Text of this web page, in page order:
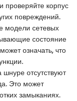
проверяйте корпус
повреждений.
модели сетевых
состояние
означать, что
шнуре отсутствуют
Это может
замыканиях.